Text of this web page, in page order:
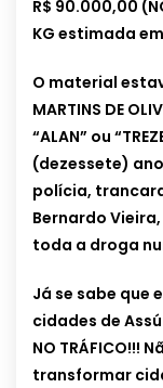
R$ 90.000,00
KG estimada
O material
MARTINS DE
“ALAN” ou
(dezessete)
polícia,
Bernardo
toda a droga
Já se sabe que
cidades de Assú
NO TRÁFICO!!!
transformar